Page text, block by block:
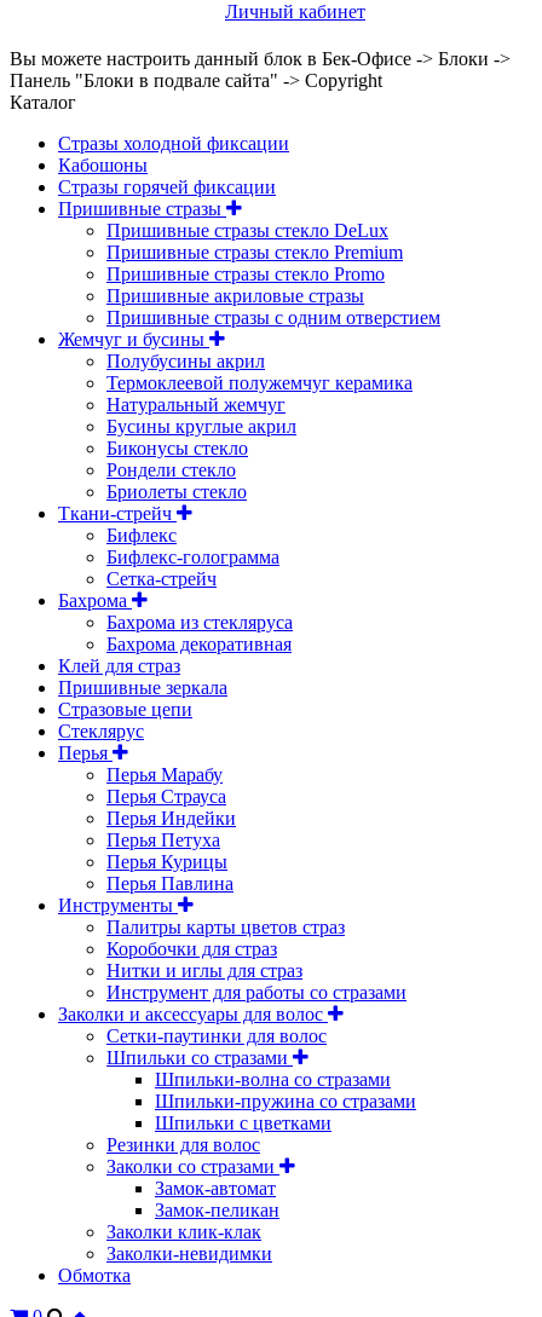
Личный кабинет
Вы можете настроить данный блок в Бек-Офисе -> Блоки ->
Панель "Блоки в подвале сайта" -> Copyright
Каталог
Стразы холодной фиксации
Кабошоны
Стразы горячей фиксации
Пришивные стразы
Пришивные стразы стекло DeLux
Пришивные стразы стекло Premium
Пришивные стразы стекло Promo
Пришивные акриловые стразы
Пришивные стразы с одним отверстием
Жемчуг и бусины
Полубусины акрил
Термоклеевой полужемчуг керамика
Натуральный жемчуг
Бусины круглые акрил
Биконусы стекло
Рондели стекло
Бриолеты стекло
Ткани-стрейч
Бифлекс
Бифлекс-голограмма
Сетка-стрейч
Бахрома
Бахрома из стекляруса
Бахрома декоративная
Клей для страз
Пришивные зеркала
Cтразовые цепи
Стеклярус
Перья
Перья Марабу
Перья Страуса
Перья Индейки
Перья Петуха
Перья Курицы
Перья Павлина
Инструменты
Палитры карты цветов страз
Коробочки для страз
Нитки и иглы для страз
Инструмент для работы со стразами
Заколки и аксессуары для волос
Сетки-паутинки для волос
Шпильки со стразами
Шпильки-волна со стразами
Шпильки-пружина со стразами
Шпильки с цветками
Резинки для волос
Заколки со стразами
Замок-автомат
Замок-пеликан
Заколки клик-клак
Заколки-невидимки
Обмотка